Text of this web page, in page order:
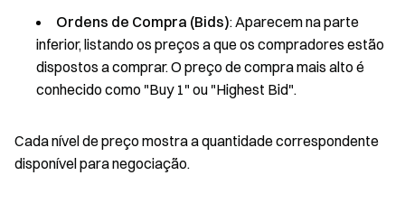
Ordens de Compra (Bids): Aparecem na parte
inferior, listando os preços a que os compradores estão
dispostos a comprar. O preço de compra mais alto é
conhecido como "Buy 1" ou "Highest Bid".
Cada nível de preço mostra a quantidade correspondente
disponível para negociação.